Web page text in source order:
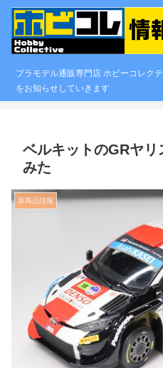
プラモデル通販専門店 ホビーコレク
をお知らせしていきます
ベルキットのGRヤ
みた
新商品情報